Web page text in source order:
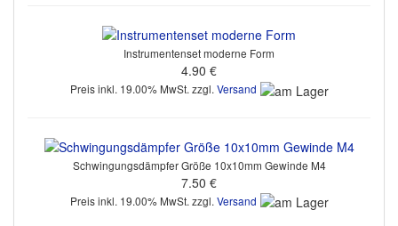
Instrumentenset moderne Form
4.90 €
Preis inkl. 19.00% MwSt. zzgl. Versand
Schwingungsdämpfer Größe 10x10mm Gewinde M4
7.50 €
Preis inkl. 19.00% MwSt. zzgl. Versand